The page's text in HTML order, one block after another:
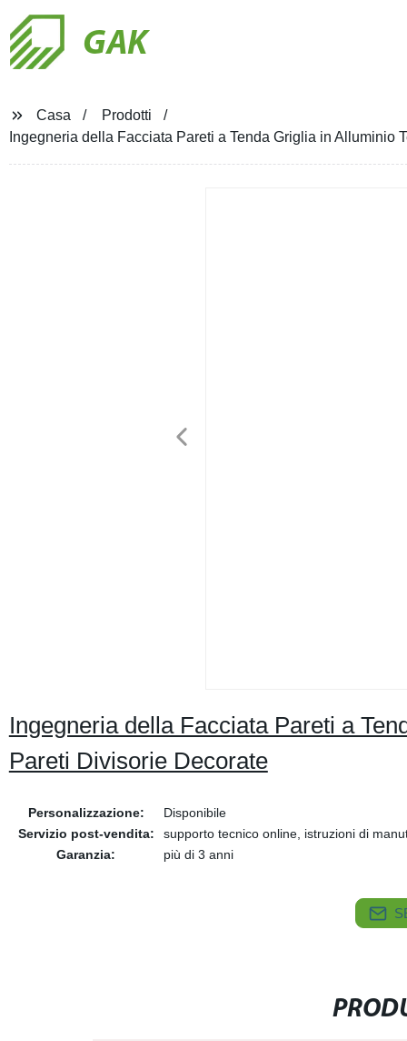
GAK
Casa
Prodotti
Ingegneria della Facciata Pareti a Tenda Griglia in
Ingegneria della Facciata Pareti a
Pareti Divisorie Decorate
Personalizzazione:
Disponibile
Servizio post-vendita:
supporto tecnico online, istruzioni di
Garanzia:
più di 3 anni